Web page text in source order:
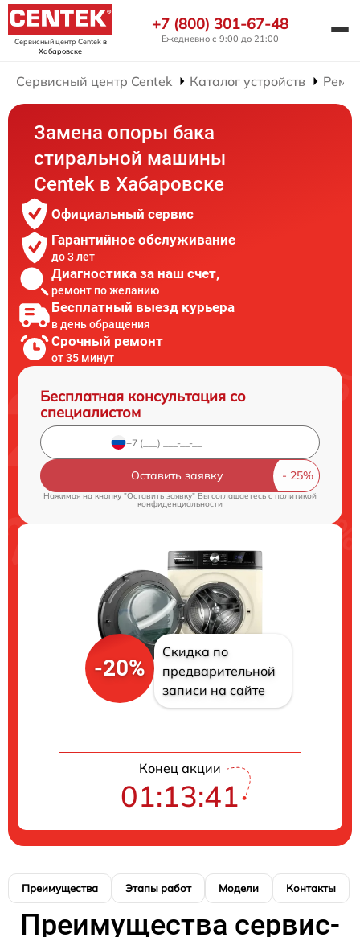
Сервисный центр Centekв
Хабаровске
+7 (800) 301-67-48
Ежедневно с 9:00 до 21:00
Сервисный центр Centek Каталог устройств
Замена опоры бака
стиральной машины
Centek в Хабаровске
Официальный сервис
Гарантийное обслуживание
до 3 лет
Диагностика за наш счет,
ремонт по желанию
Бесплатный выезд курьера
в день обращения
Срочный ремонт
от 35 минут
Бесплатная консультация со
специалистом
Оставить заявку
Нажимая на кнопку "Оставить заявку" Вы соглашаетесь c политикой
конфиденциальности
-20%
Скидка по
предварительной
записи на сайте
Конец акции
01:13:41
Преимущества Этапы работ Модели Контакты
Преимущества сервис-